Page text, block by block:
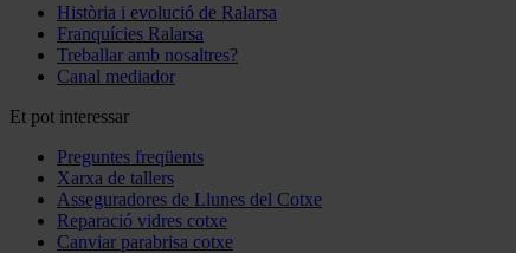
Història i evolució de Ralarsa
Franquícies Ralarsa
Treballar amb nosaltres?
Canal mediador
Et pot interessar
Preguntes freqüents
Xarxa de tallers
Asseguradores de Llunes del Cotxe
Reparació vidres cotxe
Canviar parabrisa cotxe